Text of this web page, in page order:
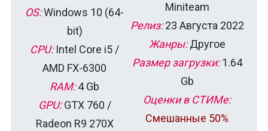
OS:Windows 10 (64-
bit)
CPU:Intel Core i5 /
AMD FX-6300
RAM:4 Gb
GPU:GTX 760 /
Radeon R9 270X
Miniteam
Релиз:23 Августа 2022
Жанры:Другое
Размер загрузки:1.64
Gb
Оценки в СТИМе:
Смешанные 50%